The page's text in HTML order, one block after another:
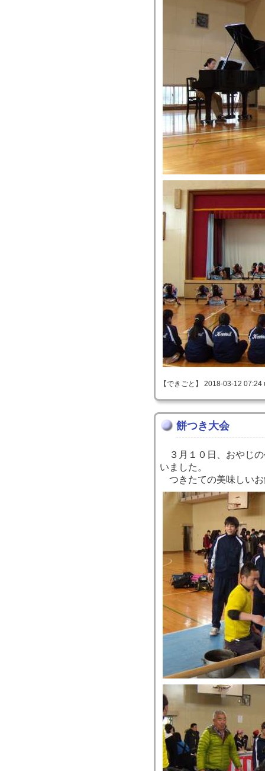
【できごと】 2018-03-12
餅つき大会
３月１０日、おやじの
いました。
つきたての美味しい